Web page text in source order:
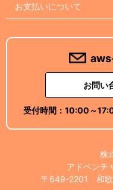
お支払いについて
お問い
受付時間： 10:00～
株
アドベンチ
〒649-2201 和歌